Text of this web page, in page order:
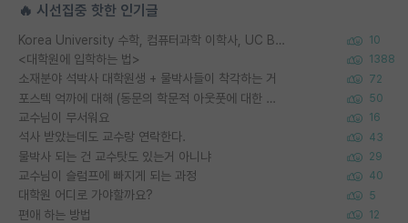
🔥 시선집중 핫한 인기글
Korea University 수학, 컴퓨터과학 이학사, UC Berkeley 산업공학 대학원 공학박사가 되는 것은 쉽지 않겠죠? 10
<대학원에 입학하는 법> 1388
소재분야 석박사 대학원생 + 물박사들이 착각하는 거 72
포스텍 억까에 대해 (동문의 학문적 아웃풋에 대한 반박) 50
교수님이 무서워요 16
석사 받았는데도 교수랑 연락한다. 43
물박사 되는 건 교수탓도 있는거 아니냐 29
교수님이 슬럼프에 빠지게 되는 과정 40
대학원 어디로 가야할까요? 5
편애 하는 방법 12